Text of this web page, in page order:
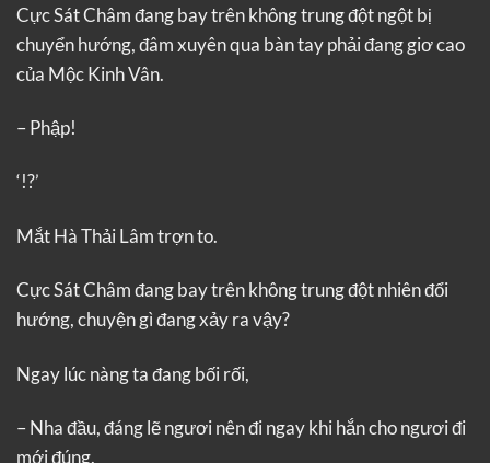
Cực Sát Châm đang bay trên không trung đột ngột bị
chuyển hướng, đâm xuyên qua bàn tay phải đang giơ cao
của Mộc Kinh Vân.
– Phập!
‘!?’
Mắt Hà Thải Lâm trợn to.
Cực Sát Châm đang bay trên không trung đột nhiên đổi
hướng, chuyện gì đang xảy ra vậy?
Ngay lúc nàng ta đang bối rối,
– Nha đầu, đáng lẽ ngươi nên đi ngay khi hắn cho ngươi đi
mới đúng.